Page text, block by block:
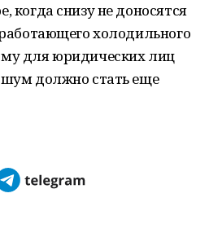
когда снизу не доносятся
холодильного
для юридических лиц
шум должно стать еще